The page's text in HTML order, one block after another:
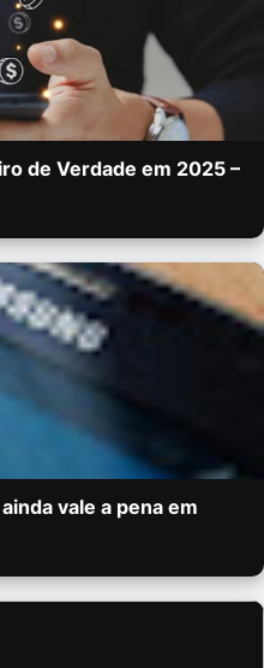
de Verdade em 2025 –
vale a pena em